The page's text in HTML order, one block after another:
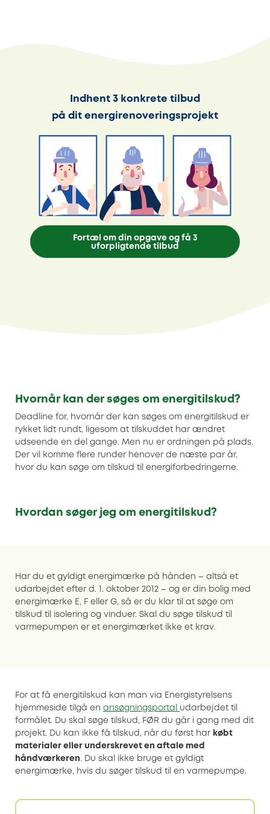
Indhent 3 konkrete tilbud
på dit energirenoveringsprojekt
Fortæl om din opgave og få 3
uforpligtende tilbud
Hvornår kan der søges om energitilskud?
Deadline for, hvornår der kan søges om energitilskud er
rykket lidt rundt, ligesom at tilskuddet har ændret
udseende en del gange. Men nu er ordningen på plads.
Der vil komme flere runder henover de næste par år,
hvor du kan søge om tilskud til energiforbedringerne.
Hvordan søger jeg om energitilskud?
Har du et gyldigt energimærke på hånden – altså et
udarbejdet efter d. 1. oktober 2012 – og er din bolig med
energimærke E, F eller G, så er du klar til at søge om
tilskud til isolering og vinduer. Skal du søge tilskud til
varmepumpen er et energimærket ikke et krav.
For at få energitilskud kan man via Energistyrelsens
hjemmeside tilgå en ansøgningsportal udarbejdet til
formålet. Du skal søge tilskud, FØR du går i gang med dit
projekt. Du kan ikke få tilskud, når du først har købt
materialer eller underskrevet en aftale med
håndværkeren. Du skal ikke bruge et gyldigt
energimærke, hvis du søger tilskud til en varmepumpe.